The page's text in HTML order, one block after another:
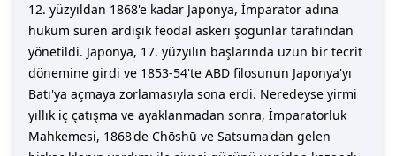
12. yüzyıldan 1868'e kadar Japonya, İmparator adına
hüküm süren ardışık feodal askeri şogunlar tarafından
yönetildi. Japonya, 17. yüzyılın başlarında uzun bir tecrit
dönemine girdi ve 1853-54'te ABD filosunun Japonya'yı
Batı'ya açmaya zorlamasıyla sona erdi. Neredeyse yirmi
yıllık iç çatışma ve ayaklanmadan sonra, İmparatorluk
Mahkemesi, 1868'de Chōshū ve Satsuma'dan gelen